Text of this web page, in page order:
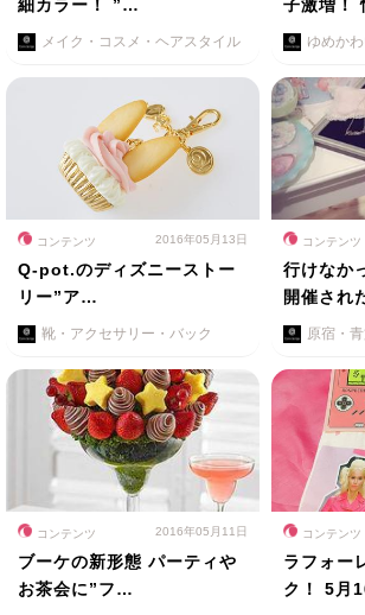
細カラー！ ”…
メイク・コスメ・ヘアスタイル
子激増！
ゆめか
コンテンツ 2016年05月13日
Q-pot.のディズニーストー
リー”ア…
靴・アクセサリー・バック
コンテンツ
行けなか
開催され
原宿・
コンテンツ 2016年05月11日
ブーケの新形態 パーティや
お茶会に”フ…
コンテンツ
ラフォー
ク！ 5月